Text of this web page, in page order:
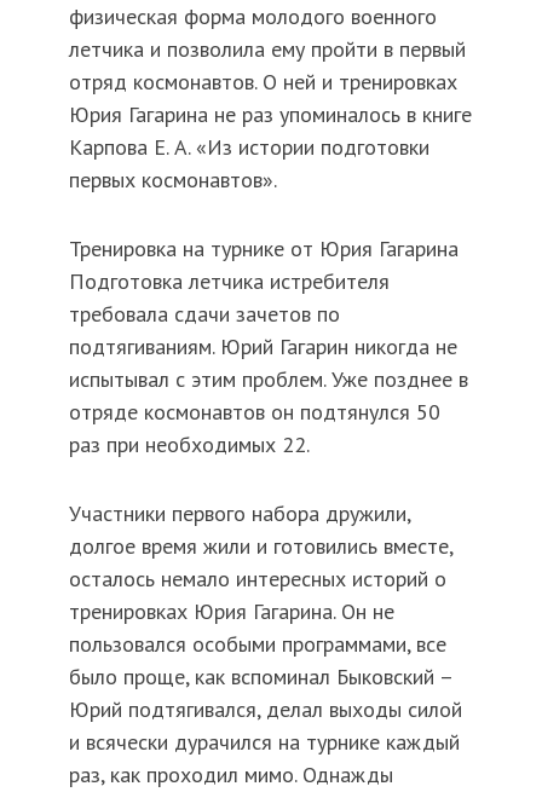
физическая форма молодого военного
летчика и позволила ему пройти в первый
отряд космонавтов. О ней и тренировках
Юрия Гагарина не раз упоминалось в книге
Карпова Е. А. «Из истории подготовки
первых космонавтов».
Тренировка на турнике от Юрия Гагарина
Подготовка летчика истребителя
требовала сдачи зачетов по
подтягиваниям. Юрий Гагарин никогда не
испытывал с этим проблем. Уже позднее в
отряде космонавтов он подтянулся 50
раз при необходимых 22.
Участники первого набора дружили,
долгое время жили и готовились вместе,
осталось немало интересных историй о
тренировках Юрия Гагарина. Он не
пользовался особыми программами, все
было проще, как вспоминал Быковский –
Юрий подтягивался, делал выходы силой
и всячески дурачился на турнике каждый
раз, как проходил мимо. Однажды